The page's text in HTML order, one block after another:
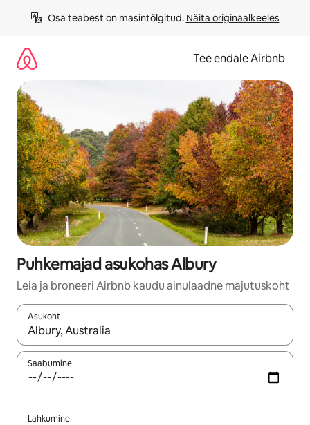
Osa teabest on masintõlgitud. Näita originaalkeeles
Tee endale Airbnb
Puhkemajad asukohas Albury
Leia ja broneeri Airbnb kaudu ainulaadne majutuskoht
Asukoht
Kui tulemused on kuvatud, liigu ekraanil nooleklahvidega või
Saabumine
Lahkumine